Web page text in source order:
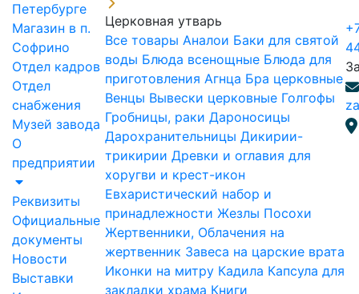
Петербурге
Магазин в п.
Софрино
Отдел кадров
Отдел
снабжения
Музей завода
О
предприятии
Реквизиты
Официальные
документы
Новости
Выставки
Церковная утварь
Все товары Аналои Баки для святой
воды Блюда всенощные Блюда для
приготовления Агнца Бра церковные
Венцы Вывески церковные Голгофы
Гробницы, раки Дароносицы
Дарохранительницы Дикирии-
трикирии Древки и оглавия для
хоругви и крест-икон
Евхаристический набор и
принадлежности Жезлы Посохи
Жертвенники, Облачения на
жертвенник Завеса на царские врата
Иконки на митру Кадила Капсула для
закладки храма Книги